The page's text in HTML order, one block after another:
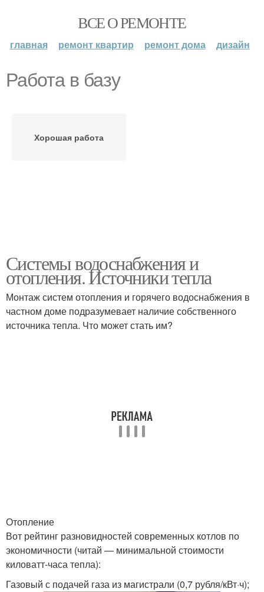
ВСЕ О РЕМОНТЕ
главная ремонт квартир ремонт дома дизайн
Работа в базу
Хорошая работа
Системы водоснабжения и
отопления. Источники тепла
Монтаж систем отопления и горячего водоснабжения в
частном доме подразумевает наличие собственного
источника тепла. Что может стать им?
Отопление
Вот рейтинг разновидностей современных котлов по
экономичности (читай — минимальной стоимости
киловатт-часа тепла):
Газовый с подачей газа из магистрали (0,7 рубля/кВт·ч);